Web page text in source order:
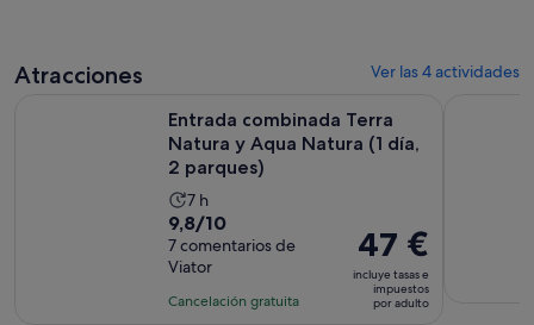
Atracciones Ver las 4 actividades
Entrada combinada Terra
Natura y Aqua Natura (1 día,
2 parques)
La
duración
de
la
actividad
7 h
9.8
sobre
10
con
9,8/10
7 comentarios de
Viator
Cancelación gratuita
El
precio
es
de
47 €
incluye tasas e
impuestos
por adulto